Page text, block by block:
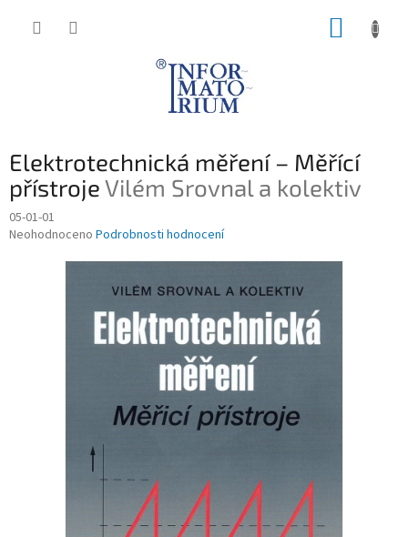
Elektrotechnická měření – Měřící
přístrojeVilém Srovnal a kolektiv
05-01-01
Průměrné
Neohodnoceno Podrobnosti hodnocení